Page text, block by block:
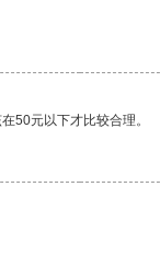
50元以下才比较合理。